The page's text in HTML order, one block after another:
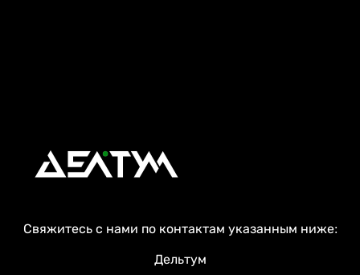
Свяжитесь с нами по контактам указанным ниже:
Дельтум